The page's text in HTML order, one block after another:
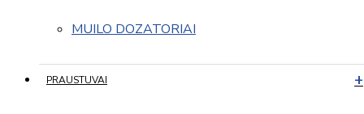
MUILO DOZATORIAI
PRAUSTUVAI